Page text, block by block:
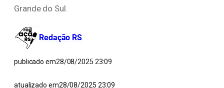
Grande do Sul.
Redação RS
publicado em28/08/2025 23:09
atualizado em28/08/2025 23:09